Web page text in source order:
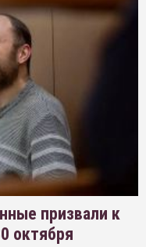
призвали к
октября